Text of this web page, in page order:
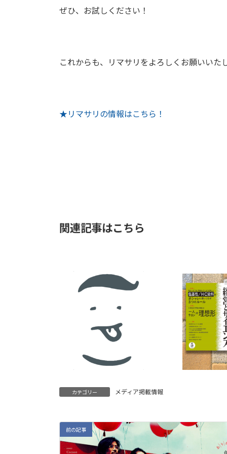
ぜひ、お試しください！
これからも、リマサリをよろしくお願いいた
★リマサリの情報はこちら！
関連記事はこちら
カテゴリー メディア掲載情報
前の記事